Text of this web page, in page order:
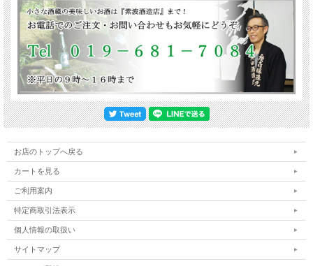
お店のトップへ戻る
カートを見る
ご利用案内
特定商取引法表示
個人情報の取扱い
サイトマップ